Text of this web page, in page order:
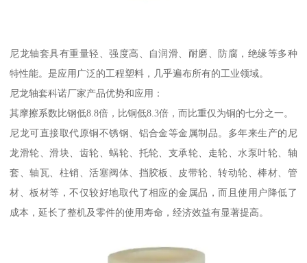
尼龙轴套具有重量轻、强度高、自润滑、耐磨、防腐，绝缘等多种
特性能。是应用广泛的工程塑料，几乎遍布所有的工业领域。
尼龙轴套科诺厂家产品优势和应用：
其摩擦系数比钢低8.8倍，比铜低8.3倍，而比重仅为铜的七分之一。
尼龙可直接取代原铜不锈钢、铝合金等金属制品。多年来生产的尼
龙滑轮、滑块、齿轮、蜗轮、托轮、支承轮、走轮、水泵叶轮、轴
套、轴瓦、柱销、活塞阀体、挡胶板、皮带轮、转动轮、棒材、管
材、板材等，不仅较好地取代了相应的金属品，而且使用户降低了
成本，延长了整机及零件的使用寿命，经济效益有显著提高。